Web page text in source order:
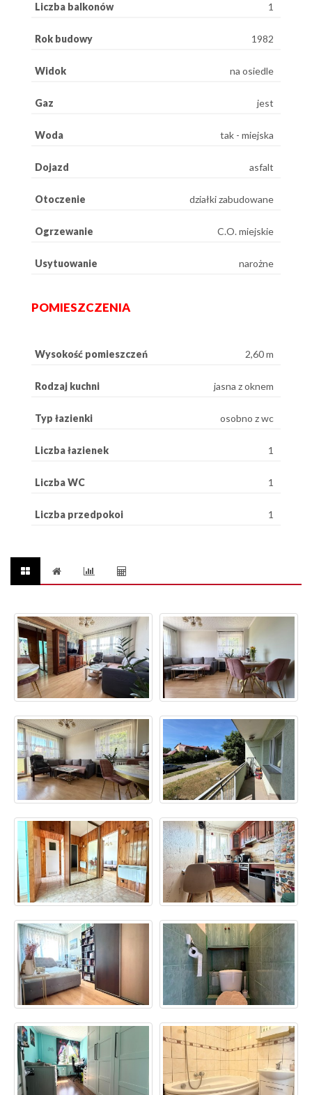
Liczba balkonów 1
Rok budowy 1982
Widok na osiedle
Gaz jest
Woda tak - miejska
Dojazd asfalt
Otoczenie działki zabudowane
Ogrzewanie C.O. miejskie
Usytuowanie narożne
POMIESZCZENIA
Wysokość pomieszczeń 2,60 m
Rodzaj kuchni jasna z oknem
Typ łazienki osobno z wc
Liczba łazienek 1
Liczba WC 1
Liczba przedpokoi 1